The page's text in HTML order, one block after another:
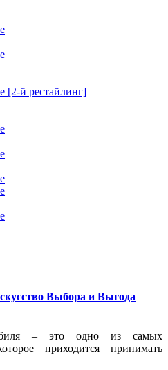
[2-й рестайлинг]
Выбора и Выгода
– это одно из самых
приходится принимать